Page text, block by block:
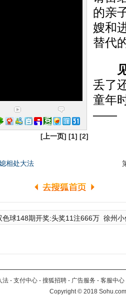
的亲
嫂和
替代
丢了
童年
——
[ 上一页] [1] [2]
相处大法
色球148期开奖:头奖11注666万 徐州
法 - 支付中心 - 搜狐招聘 - 广告服务 - 客服中心
Copyright©2018